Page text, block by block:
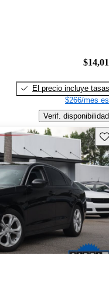
El precio incluye tasas
$266/mes
Verif. disponibilidad